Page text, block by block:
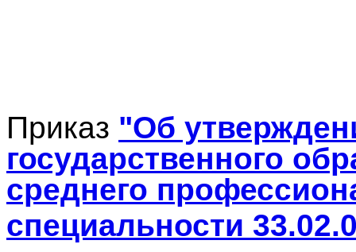
Приказ "Об
государственного
среднего
специальности